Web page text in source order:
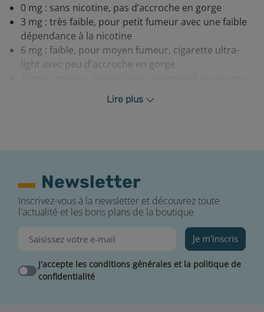
0 mg : sans nicotine, pas d’accroche en gorge
3 mg : très faible, pour petit fumeur avec une faible
dépendance à la nicotine
6 mg : faible, pour moyen fumeur, cigarette ultra-
light avec peu d'accroche en gorge
cigarette-light (accroche en gorge moyenne)
15 mg : moyen, dépendance moyenne à la nicotine
Pour conserver convenablement votre e-liquide Pulp
nous vous conseillons de le ranger dans un endroit sec
votre flacon après chaque utilisation.
Avertissement
Dangereux, respecter les précautions d’emploi. Les
Lire plus
Newsletter
Inscrivez-vous à la newsletter et découvrez toute
l'actualité et les bons plans de la boutique
Je m'inscris
J'accepte les conditions générales et la politique de
confidentialité